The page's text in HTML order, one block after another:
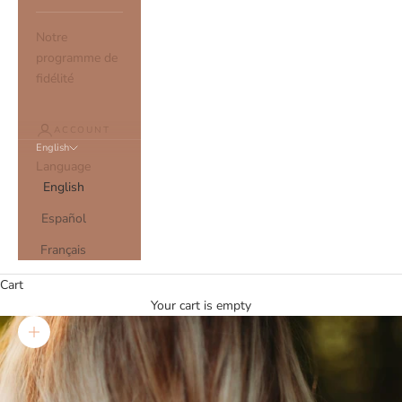
Notre
programme de
fidélité
ACCOUNT
English
Language
English
Español
Français
Cart
Your cart is empty
Zoom picture